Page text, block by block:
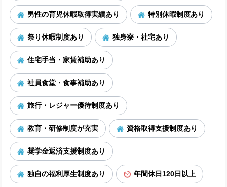
男性の育児休暇取得実績あり 特別休暇制度あり
祭り休暇制度あり 独身寮・社宅あり
住宅手当・家賃補助あり
社員食堂・食事補助あり
旅行・レジャー優待制度あり
教育・研修制度が充実 資格取得支援制度あり
奨学金返済支援制度あり
独自の福利厚生制度あり 年間休日120日以上